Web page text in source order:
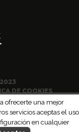
DE COOKIES
ofrecerte una mejor
servicios aceptas el uso
en cualquier